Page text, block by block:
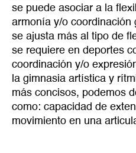
se puede asociar a la
armonía y/o coordinación
se ajusta más al tipo de
se requiere en deportes
coordinación y/o
la gimnasia artística y
más concisos, podemos
como: capacidad de
movimiento en una